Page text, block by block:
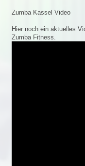
Zumba Kassel Video
Hier noch ein aktuelles
Zumba Fitness.